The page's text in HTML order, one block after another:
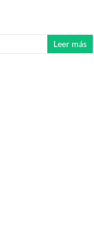
Leer más